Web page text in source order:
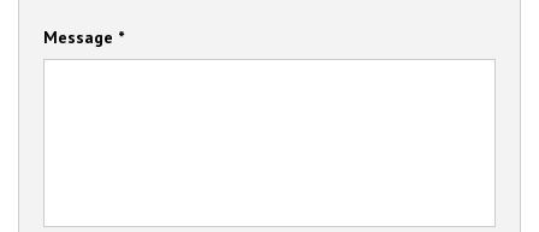
Message *